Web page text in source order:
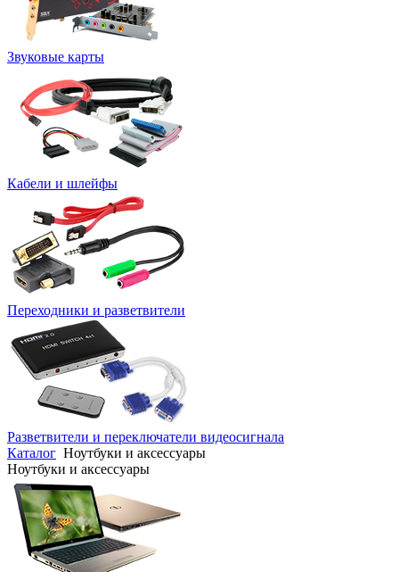
Звуковые карты
Кабели и шлейфы
Переходники и разветвители
Разветвители и переключатели видеосигнала
Каталог Ноутбуки и аксессуары
Ноутбуки и аксессуары